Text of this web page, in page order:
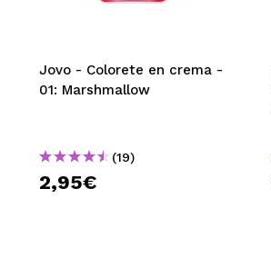
Jovo - Colorete en crema -
01: Marshmallow
(19)
2,95€